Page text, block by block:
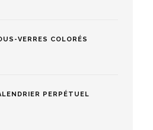
VERRES COLORÉS
PERPÉTUEL